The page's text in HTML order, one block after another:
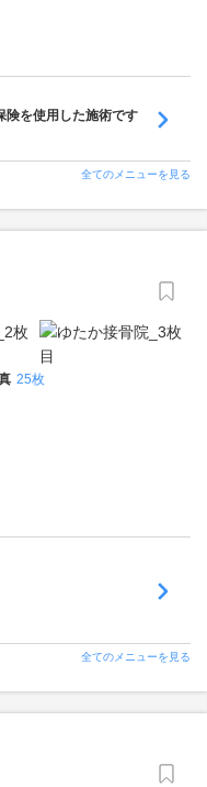
を使用した施術です
全てのメニューを見る
25枚
全てのメニューを見る